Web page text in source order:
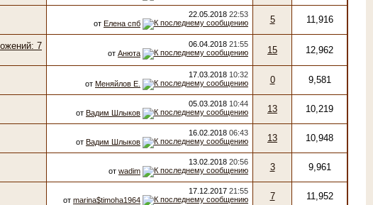
22.05.2018 22:53
от Елена спб 5 11,916
06.04.2018 21:55
от Анюта 15 12,962
17.03.2018 10:32
от Меняйлов Е. 0 9,581
05.03.2018 10:44
от Вадим Шлыков 13 10,219
16.02.2018 06:43
от Вадим Шлыков 13 10,948
13.02.2018 20:56
от wadim 3 9,961
17.12.2017 21:55
от marina$timoha1964 7 11,952